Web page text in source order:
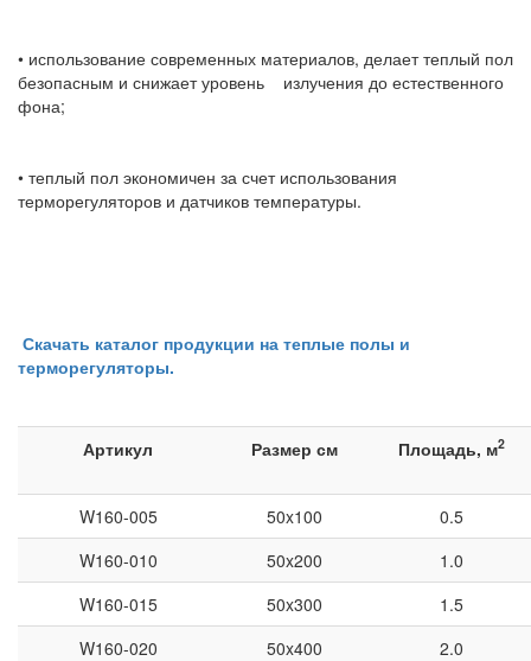
• использование современных материалов, делает теплый пол
безопасным и снижает уровень излучения до естественного
фона;
• теплый пол экономичен за счет использования
терморегуляторов и датчиков температуры.
Скачать каталог продукции на теплые полы и
терморегуляторы.
Артикул Размер см Площадь, м2
W160-005 50x100
0.5
W160-010
50x200
1.0
W160-015
50x300
1.5
W160-020
50x400
2.0